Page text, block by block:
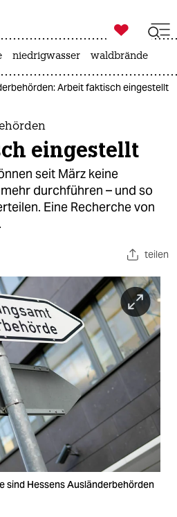
zahl ich
ich

taz zahl ich
niedrigwasser waldbrände
Arbeit faktisch eingestellt
eingestellt
seit März keine
durchführen – und so
Eine Recherche von
teilen
sind Hessens Ausländerbehörden